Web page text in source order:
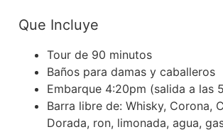
Que Incluye
Tour de 90 minutos
Baños para damas y caballeros
Embarque 4:20pm (salida a las
Barra libre de: Whisky, Corona,
Dorada, ron, limonada, agua,